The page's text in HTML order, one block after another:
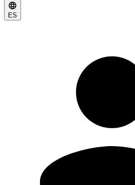
ES